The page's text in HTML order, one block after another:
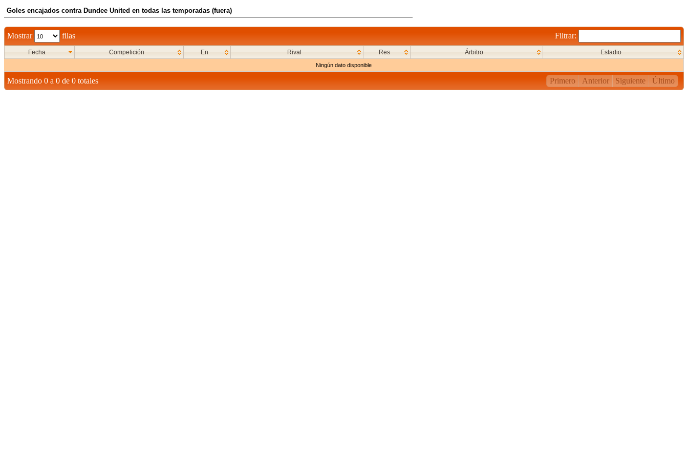
Goles encajados contra Dundee United en todas las temporadas (fuera)
Mostrar filas Filtrar:
Fecha Competición En Rival Res Árbitro Estadio
Ningún dato disponible
Mostrando 0 a 0 de 0 totales Primero Anterior Siguiente Último